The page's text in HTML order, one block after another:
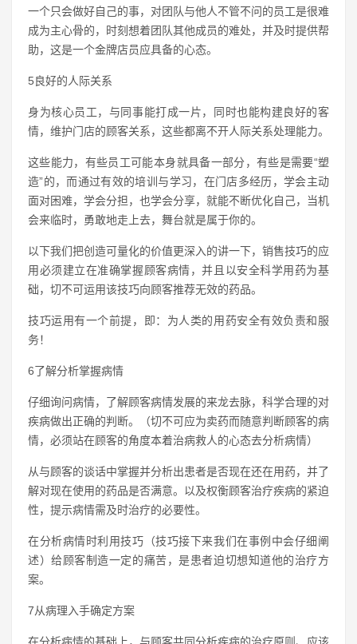
一个只会做好自己的事，对团队与他人不管不问的员工是很难
成为主心骨的，时刻想着团队其他成员的难处，并及时提供帮
助，这是一个金牌店员应具备的心态。
5良好的人际关系
身为核心员工，与同事能打成一片，同时也能构建良好的客
情，维护门店的顾客关系，这些都离不开人际关系处理能力。
这些能力，有些员工可能本身就具备一部分，有些是需要“塑
造”的，而通过有效的培训与学习，在门店多经历，学会主动
面对困难，学会分担，也学会分享，就能不断优化自己，当机
会来临时，勇敢地走上去，舞台就是属于你的。
以下我们把创造可量化的价值更深入的讲一下，销售技巧的应
用必须建立在准确掌握顾客病情，并且以安全科学用药为基
础，切不可运用该技巧向顾客推荐无效的药品。
技巧运用有一个前提，即：为人类的用药安全有效负责和服
务！
6了解分析掌握病情
仔细询问病情，了解顾客病情发展的来龙去脉，科学合理的对
疾病做出正确的判断。（切不可应为卖药而随意判断顾客的病
情，必须站在顾客的角度本着治病救人的心态去分析病情）
从与顾客的谈话中掌握并分析出患者是否现在还在用药，并了
解对现在使用的药品是否满意。以及权衡顾客治疗疾病的紧迫
性，提示病情需及时治疗的必要性。
在分析病情时利用技巧（技巧接下来我们在事例中会仔细阐
述）给顾客制造一定的痛苦，是患者迫切想知道他的治疗方
案。
7从病理入手确定方案